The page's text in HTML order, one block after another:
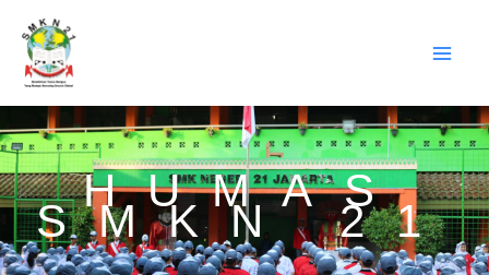
Lewati
konten
HUMAS
SMKN 21